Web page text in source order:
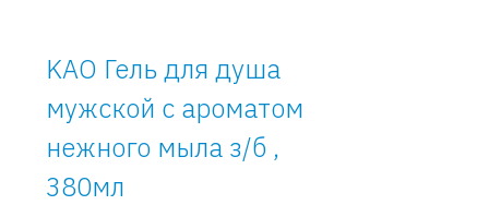
KAO Гель для душа
мужской с ароматом
нежного мыла з/б ,
380мл